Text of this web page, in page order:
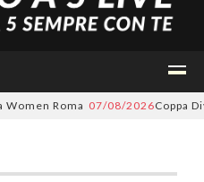
Roma 07/08/2026 Coppa